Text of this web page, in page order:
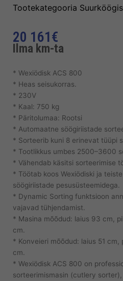
Tootekategooria
20 161 €
Ilma km-ta
* Wexiödisk ACS 800
* Heas seisukorras.
* 230V
* Kaal: 750 kg
* Päritolumaa: Rootsi
* Automaatne söögiriistade
* Sorteerib kuni 8 erinevat tüüpi
* Tootlikkus umbes 2500–3600
* Vähendab käsitsi sorteerimise
* Töötab koos Wexiödiski ja
söögiriistade pesusüsteemidega.
* Dynamic Sorting funktsioon
vajavad tühjendamist.
* Masina mõõdud: laius 93 cm,
cm.
* Konveieri mõõdud: laius 51
cm.
* Wexiödisk ACS 800 on
sorteerimismasin (cutlery